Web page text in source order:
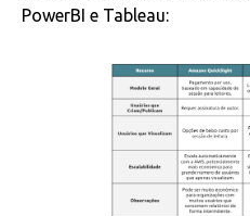
PowerBI e Tableau: